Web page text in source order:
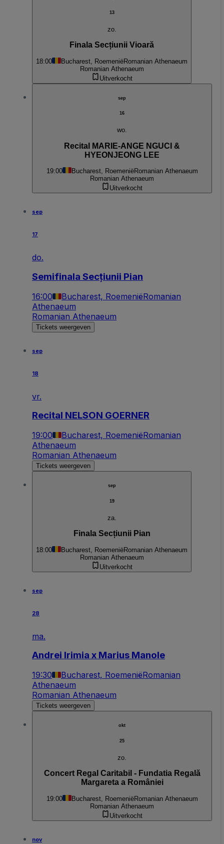
13
zo.
Finala Secțiunii Vioară
18:00 Bucharest, RoemeniëRomanian Athenaeum
Romanian Athenaeum
Uitverkocht
sep
16
wo.
Recital MARIE-ANGE NGUCI &
HYEONJEONG LEE
19:00 Bucharest, RoemeniëRomanian Athenaeum
Romanian Athenaeum
Uitverkocht
sep
17
do.
Semifinala Secțiunii Pian
16:00 Bucharest, RoemeniëRomanian
Athenaeum
Romanian Athenaeum
Tickets weergeven
sep
18
vr.
Recital NELSON GOERNER
19:00 Bucharest, RoemeniëRomanian
Athenaeum
Romanian Athenaeum
Tickets weergeven
sep
19
za.
Finala Secțiunii Pian
18:00 Bucharest, RoemeniëRomanian Athenaeum
Romanian Athenaeum
Uitverkocht
sep
28
ma.
Andrei Irimia x Marius Manole
19:30 Bucharest, RoemeniëRomanian
Athenaeum
Romanian Athenaeum
Tickets weergeven
okt
25
zo.
Concert Regal Caritabil - Fundatia Regală
Margareta a României
19:00 Bucharest, RoemeniëRomanian Athenaeum
Romanian Athenaeum
Uitverkocht
nov